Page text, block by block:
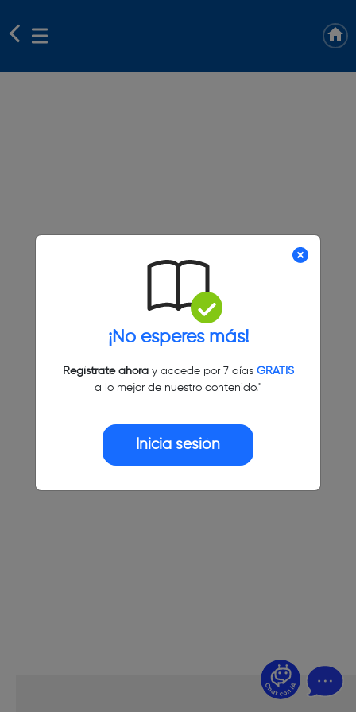
¡No esperes más!
Regístrate ahoray accede por 7 días GRATIS
a lo mejor de nuestro contenido."
Inicia sesión